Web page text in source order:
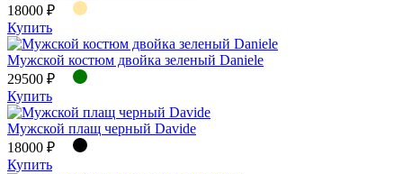
18000 ₽
Купить
Мужской костюм двойка зеленый Daniele
29500 ₽
Купить
Мужской плащ черный Davide
18000 ₽
Купить